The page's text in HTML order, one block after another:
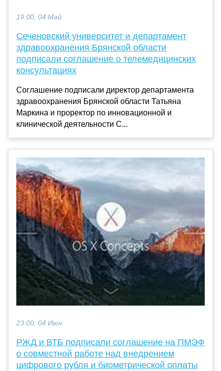
19:00, 04 Май
Сеченовский университет и департамент
здравоохранения Брянской области
подписали соглашение о телемедицинских
консультациях
Соглашение подписали директор департамента
здравоохранения Брянской области Татьяна
Маркина и проректор по инновационной и
клинической деятельности С...
23:00, 04 Июн
РЖД и ВТБ подписали соглашение на ПМЭФ
о совместной работе над внедрением
цифрового рубля и биометрической оплаты